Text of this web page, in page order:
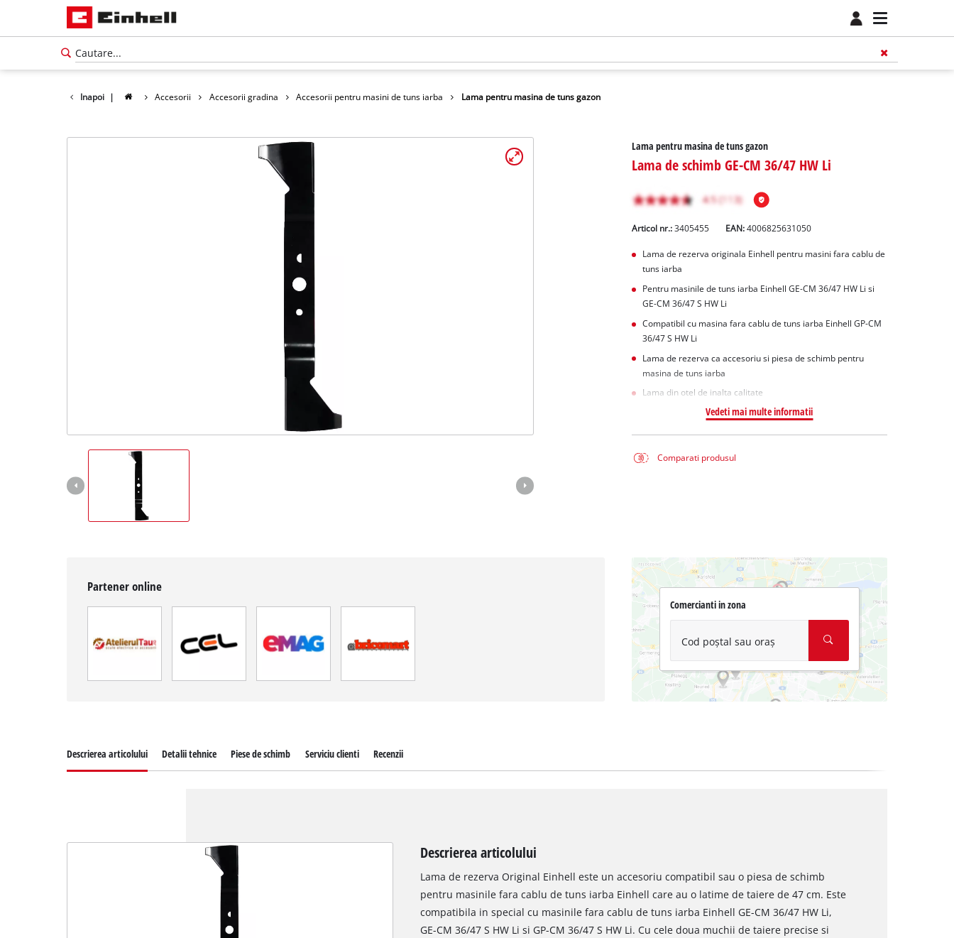
Inapoi | Accesorii Accesorii gradina Accesorii pentru masini de tuns iarba Lama pentru masina de tuns gazon
Lama pentru masina de tuns gazon
Lama de schimb GE-CM 36/47 HW Li
Articol nr.: 3405455 EAN:4006825631050
Lama de rezerva originala Einhell pentru masini fara cablu de
tuns iarba
Pentru masinile de tuns iarba Einhell GE-CM 36/47 HW Li si
GE-CM 36/47 S HW Li
Compatibil cu masina fara cablu de tuns iarba Einhell GP-CM
36/47 S HW Li
Lama de rezerva ca accesoriu si piesa de schimb pentru
masina de tuns iarba
Lama din otel de inalta calitate
Vedeti mai multe informatii
Comparati produsul
Partener online
Comercianti in zona
Cod poștal sau oraș
Descrierea articolului Detalii tehnice Piese de schimb Serviciu clienti Recenzii
Descrierea articolului
Lama de rezerva Original Einhell este un accesoriu compatibil sau o piesa de schimb
pentru masinile fara cablu de tuns iarba Einhell care au o latime de taiere de 47 cm. Este
compatibila in special cu masinile fara cablu de tuns iarba Einhell GE-CM 36/47 HW Li,
GE-CM 36/47 S HW Li si GP-CM 36/47 S HW Li. Cu cele doua muchii de taiere precise si